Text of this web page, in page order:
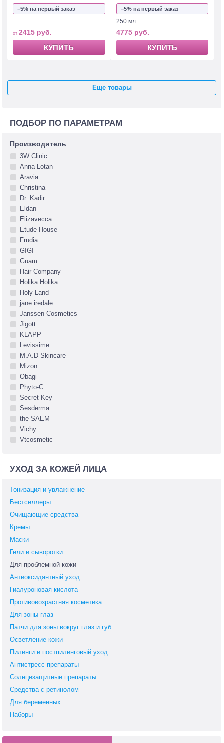
−5% на первый заказ
2415 руб.
КУПИТЬ
−5% на первый заказ
250 мл
4775 руб.
КУПИТЬ
Еще товары
ПОДБОР ПО ПАРАМЕТРАМ
Производитель
3W Clinic
Anna Lotan
Aravia
Christina
Dr. Kadir
Eldan
Elizavecca
Etude House
Frudia
GIGI
Guam
Hair Company
Holika Holika
Holy Land
jane iredale
Janssen Cosmetics
Jigott
KLAPP
Levissime
M.A.D Skincare
Mizon
Obagi
Phyto-C
Secret Key
Sesderma
the SAEM
Vichy
Vtcosmetic
УХОД ЗА КОЖЕЙ ЛИЦА
Тонизация и увлажнение
Бестселлеры
Очищающие средства
Кремы
Маски
Гели и сыворотки
Для проблемной кожи
Антиоксидантный уход
Гиалуроновая кислота
Противовозрастная косметика
Для зоны глаз
Патчи для зоны вокруг глаз и губ
Осветление кожи
Пилинги и постпилинговый уход
Антистресс препараты
Солнцезащитные препараты
Средства c ретинолом
Для беременных
Наборы